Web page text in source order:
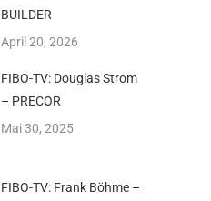
BUILDER
April 20, 2026
FIBO-TV: Douglas Strom
– PRECOR
Mai 30, 2025
FIBO-TV: Frank Böhme –